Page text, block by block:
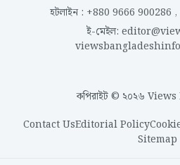
হটলাইন : +880 9666 900286 ,
ই-মেইল:
কপিরাইট © ২০২৬
Contact UsEditorial Policy
Sitemap